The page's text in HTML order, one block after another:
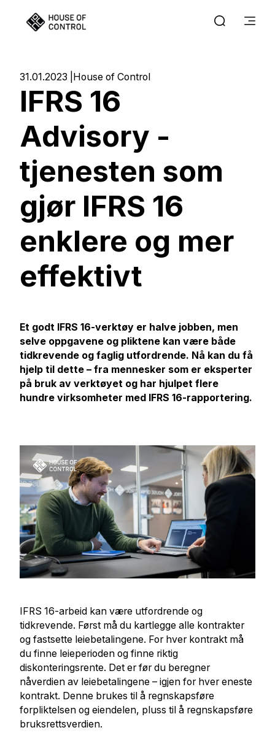
31.01.2023 House of Control
IFRS 16
Advisory -
tjenesten som
gjør IFRS 16
enklere og mer
effektivt
Et godt IFRS 16-verktøy er halve jobben, men
selve oppgavene og pliktene kan være både
tidkrevende og faglig utfordrende. Nå kan du få
hjelp til dette – fra mennesker som er eksperter
på bruk av verktøyet og har hjulpet flere
hundre virksomheter med IFRS 16-rapportering.
IFRS 16-arbeid kan være utfordrende og
tidkrevende. Først må du kartlegge alle kontrakter
og fastsette leiebetalingene. For hver kontrakt må
du finne leieperioden og finne riktig
diskonteringsrente. Det er før du beregner
nåverdien av leiebetalingene – igjen for hver eneste
kontrakt. Denne brukes til å regnskapsføre
forpliktelsen og eiendelen, pluss til å regnskapsføre
bruksrettsverdien.